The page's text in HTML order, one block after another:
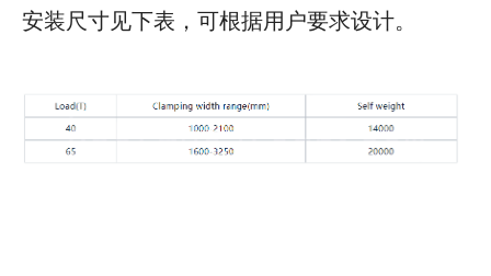
安装尺寸见下表，可根据用户要求设计。